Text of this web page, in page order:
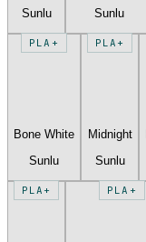
Sunlu
Sunlu
PLA+
Bone White
Sunlu
PLA+
Midnight
Sunlu
PLA+ PLA+